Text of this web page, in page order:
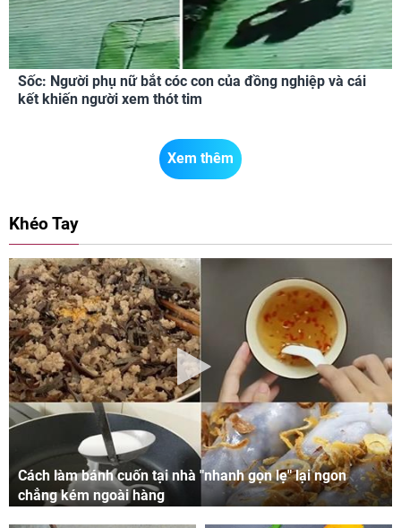
Sốc: Người phụ nữ bắt cóc con của đồng nghiệp và cái
kết khiến người xem thót tim
Xem thêm
Khéo Tay
Cách làm bánh cuốn tại nhà "nhanh gọn lẹ" lại ngon
chẳng kém ngoài hàng